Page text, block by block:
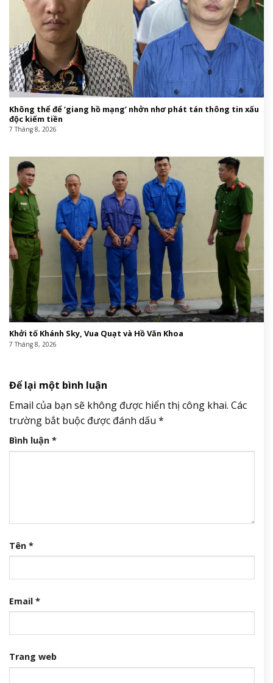
Không thể để ‘giang hồ mạng’ nhởn nhơ phát tán thông tin xấu
độc kiếm tiền
7 Tháng 8, 2026
Khởi tố Khánh Sky, Vua Quạt và Hồ Văn Khoa
7 Tháng 8, 2026
Để lại một bình luận
Email của bạn sẽ không được hiển thị công khai. Các
trường bắt buộc được đánh dấu *
Bình luận *
Tên *
Email *
Trang web